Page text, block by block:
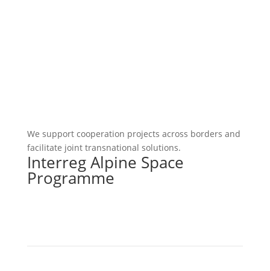
We support cooperation projects across borders and
facilitate joint transnational solutions.
Interreg Alpine Space
Programme